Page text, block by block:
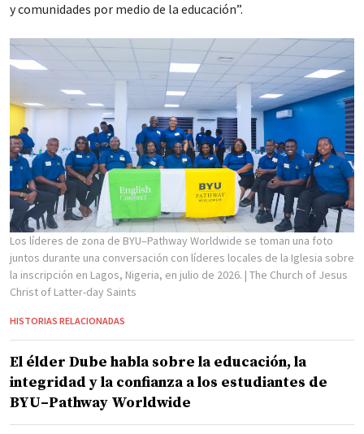
y comunidades por medio de la educación”.
Los líderes de zona de BYU–Pathway Worldwide se toman una foto
juntos durante una conversación con líderes locales de la Iglesia sobre
la inscripción en Lagos, Nigeria, en julio de 2026. | The Church of Jesus
Christ of Latter-day Saints
HISTORIAS RELACIONADAS
El élder Dube habla sobre la educación, la
integridad y la confianza a los estudiantes de
BYU–Pathway Worldwide